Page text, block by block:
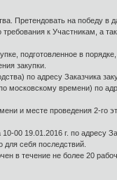
Претендовать на победу в
к Участникам, а
подготовленное в
закупки.
по адресу Заказчика
времени) по
месте проведения 2-го
00 19.01.2016 г. по адресу
себя последствий.
в течение не более 20